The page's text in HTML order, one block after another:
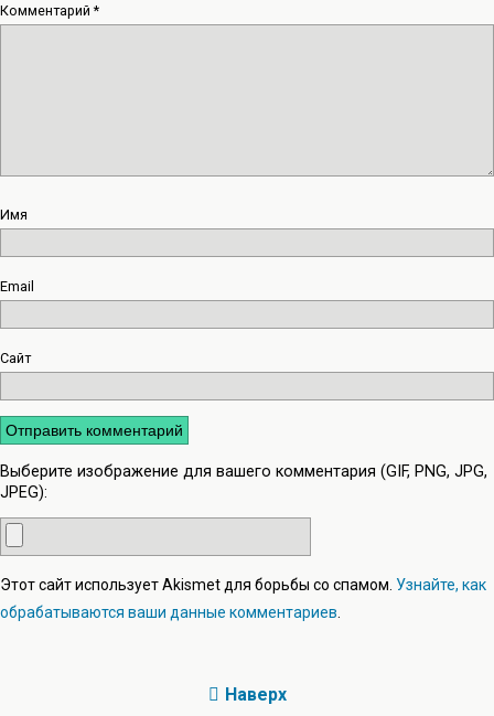
Комментарий*
Имя
Email
Сайт
Выберите изображение для вашего комментария (GIF, PNG, JPG,
JPEG):
Этот сайт использует Akismet для борьбы со спамом. Узнайте, как
обрабатываются ваши данные комментариев
Наверх